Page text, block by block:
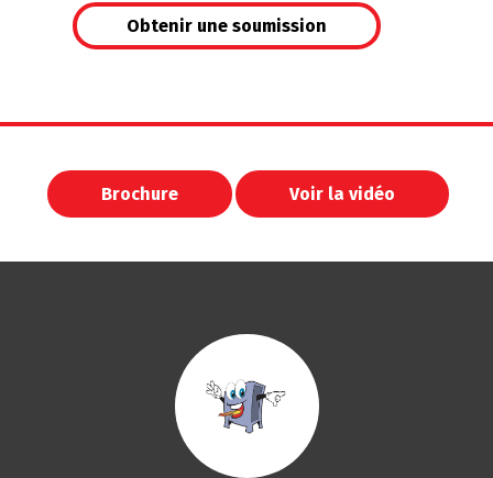
Obtenir une soumission
Brochure Voir la vidéo